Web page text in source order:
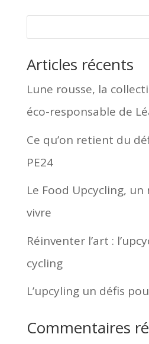
Articles récents
Lune rousse, la
éco-responsable de
Ce qu’on retient du
PE24
Le Food Upcycling,
vivre
Réinventer l’art :
cycling
L’upcyling un défis
Commentaires